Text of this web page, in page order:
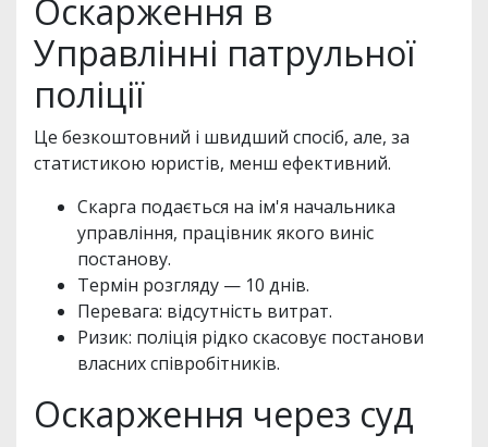
Оскарження в
Управлінні патрульної
поліції
Це безкоштовний і швидший спосіб, але, за
статистикою юристів, менш ефективний.
Скарга подається на ім'я начальника
управління, працівник якого виніс
постанову.
Термін розгляду — 10 днів.
Перевага: відсутність витрат.
Ризик: поліція рідко скасовує постанови
власних співробітників.
Оскарження через суд